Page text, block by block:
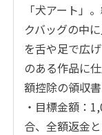
「犬アート」
クバッグの中
を舌や足で広
のある作品に
額控除の領収
・目標金額：
合、全額返金